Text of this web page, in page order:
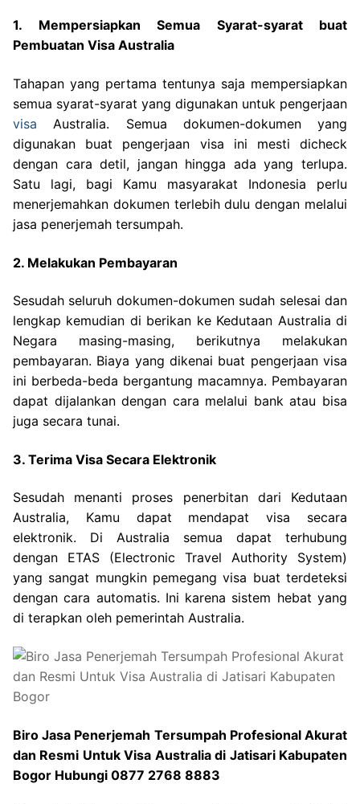
1. Mempersiapkan Semua Syarat-syarat buat
Pembuatan Visa Australia
Tahapan yang pertama tentunya saja mempersiapkan
semua syarat-syarat yang digunakan untuk pengerjaan
visa Australia. Semua dokumen-dokumen yang
digunakan buat pengerjaan visa ini mesti dicheck
dengan cara detil, jangan hingga ada yang terlupa.
Satu lagi, bagi Kamu masyarakat Indonesia perlu
menerjemahkan dokumen terlebih dulu dengan melalui
jasa penerjemah tersumpah.
2. Melakukan Pembayaran
Sesudah seluruh dokumen-dokumen sudah selesai dan
lengkap kemudian di berikan ke Kedutaan Australia di
Negara masing-masing, berikutnya melakukan
pembayaran. Biaya yang dikenai buat pengerjaan visa
ini berbeda-beda bergantung macamnya. Pembayaran
dapat dijalankan dengan cara melalui bank atau bisa
juga secara tunai.
3. Terima Visa Secara Elektronik
Sesudah menanti proses penerbitan dari Kedutaan
Australia, Kamu dapat mendapat visa secara
elektronik. Di Australia semua dapat terhubung
dengan ETAS (Electronic Travel Authority System)
yang sangat mungkin pemegang visa buat terdeteksi
dengan cara automatis. Ini karena sistem hebat yang
di terapkan oleh pemerintah Australia.
Biro Jasa Penerjemah Tersumpah Profesional Akurat
dan Resmi Untuk Visa Australia di Jatisari Kabupaten
Bogor Hubungi 0877 2768 8883